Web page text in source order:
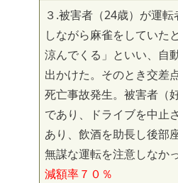
３.被害者（24歳）が運
しながら麻雀をしていた
涼んでくる」といい、自
出かけた。そのとき交差
死亡事故発生。被害者（
であり、ドライブを中止
あり、飲酒を助長し後部
無謀な運転を注意しなかっ
減額率７０％